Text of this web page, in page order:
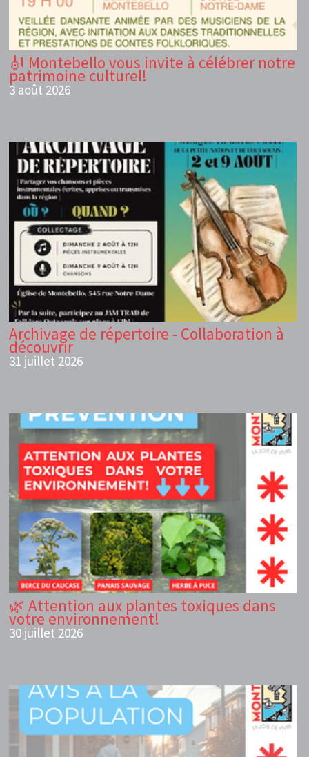
🎻 Montebello vous invite à célébrer notre
patrimoine culturel!
3 août 2026
Archivage de répertoire - Collaboration à
découvrir
31 juillet 2026
🌿 Attention aux plantes toxiques dans
votre environnement!
30 juillet 2026